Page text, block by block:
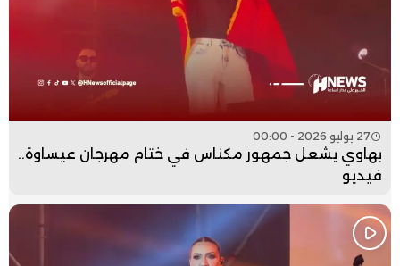
27 يوليو 2026 - 00:00
بهاوي يشعل جمهور مكناس في ختام مهرجان عيساوة..
فيديو